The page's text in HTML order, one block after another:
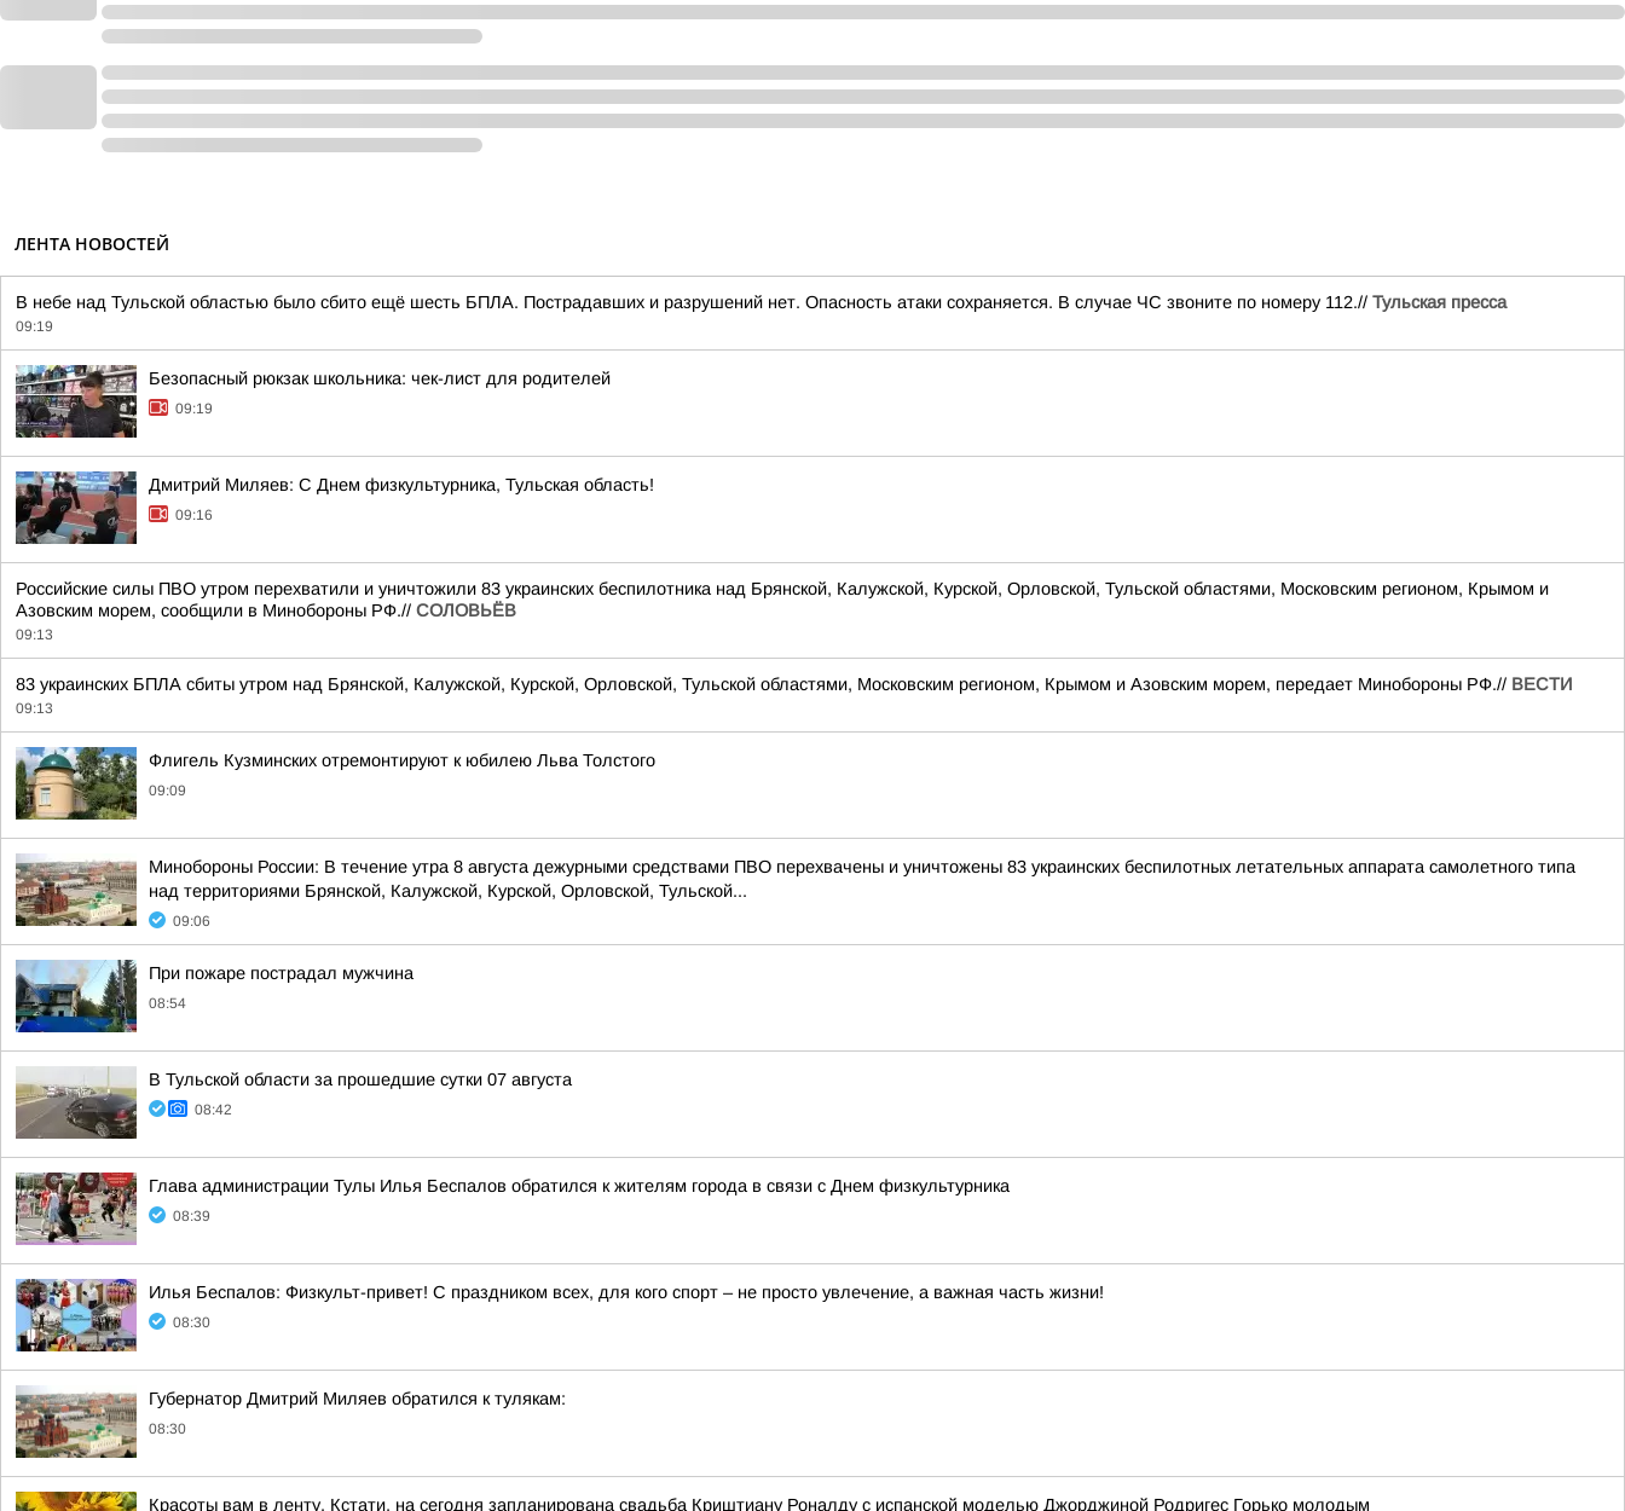
ЛЕНТА НОВОСТЕЙ
В небе над Тульской областью было сбито ещё шесть БПЛА. Пострадавших и разрушений нет. Опасность атаки сохраняется. В случае ЧС звоните по номеру 112.// Тульская пресса
09:19
Безопасный рюкзак школьника: чек-лист для родителей
09:19
Дмитрий Миляев: С Днем физкультурника, Тульская область!
09:16
Российские силы ПВО утром перехватили и уничтожили 83 украинских беспилотника над Брянской, Калужской, Курской, Орловской, Тульской областями, Московским регионом, Крымом и
Азовским морем, сообщили в Минобороны РФ.// СОЛОВЬЁВ
09:13
83 украинских БПЛА сбиты утром над Брянской, Калужской, Курской, Орловской, Тульской областями, Московским регионом, Крымом и Азовским морем, передает Минобороны РФ.// ВЕСТИ
09:13
Флигель Кузминских отремонтируют к юбилею Льва Толстого
09:09
Минобороны России: В течение утра 8 августа дежурными средствами ПВО перехвачены и уничтожены 83 украинских беспилотных летательных аппарата самолетного типа
над территориями Брянской, Калужской, Курской, Орловской, Тульской...
09:06
При пожаре пострадал мужчина
08:54
В Тульской области за прошедшие сутки 07 августа
08:42
Глава администрации Тулы Илья Беспалов обратился к жителям города в связи с Днем физкультурника
08:39
Илья Беспалов: Физкульт-привет! С праздником всех, для кого спорт – не просто увлечение, а важная часть жизни!
08:30
Губернатор Дмитрий Миляев обратился к тулякам:
08:30
Красоты вам в ленту. Кстати, на сегодня запланирована свадьба Криштиану Роналду с испанской моделью Джорджиной Родригес Горько молодым